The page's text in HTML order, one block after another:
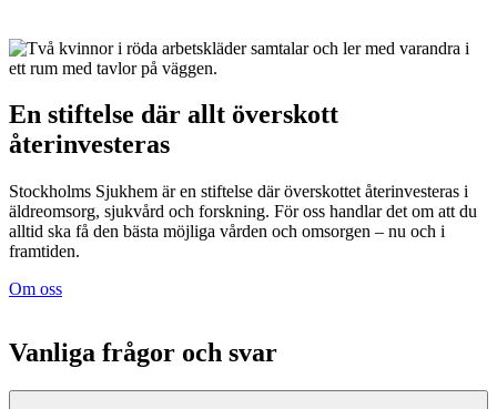
En stiftelse där allt överskott
återinvesteras
Stockholms Sjukhem är en stiftelse där överskottet återinvesteras i
äldreomsorg, sjukvård och forskning. För oss handlar det om att du
alltid ska få den bästa möjliga vården och omsorgen – nu och i
framtiden.
Om oss
Vanliga frågor och svar